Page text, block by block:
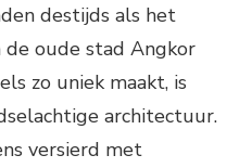
destijds als het
oude stad Angkor
zo uniek maakt, is
architectuur.
versierd met